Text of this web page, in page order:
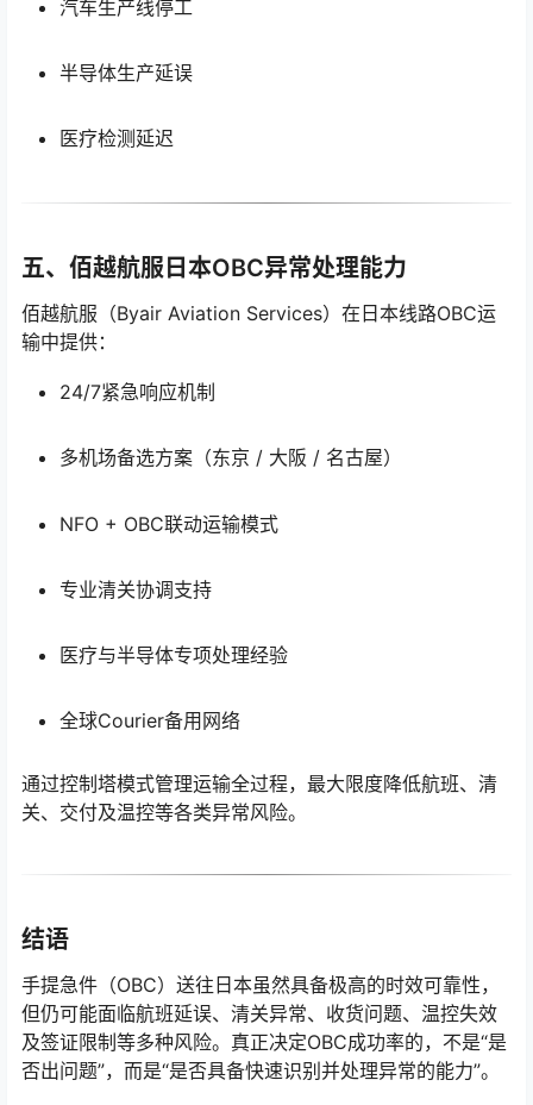
汽车生产线停工
半导体生产延误
医疗检测延迟
五、佰越航服日本OBC异常处理能力
佰越航服（Byair Aviation Services）在日本线路OBC运
输中提供：
24/7紧急响应机制
多机场备选方案（东京 / 大阪 / 名古屋）
NFO + OBC联动运输模式
专业清关协调支持
医疗与半导体专项处理经验
全球Courier备用网络
通过控制塔模式管理运输全过程，最大限度降低航班、清
关、交付及温控等各类异常风险。
结语
手提急件（OBC）送往日本虽然具备极高的时效可靠性，
但仍可能面临航班延误、清关异常、收货问题、温控失效
及签证限制等多种风险。真正决定OBC成功率的，不是“是
否出问题”，而是“是否具备快速识别并处理异常的能力”。